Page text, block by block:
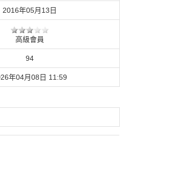
2016年05月13日
高級會員
94
年04月08日 11:59